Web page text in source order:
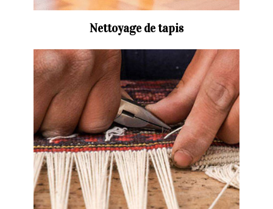
Nettoyage de tapis